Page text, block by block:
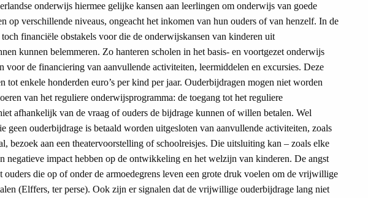
onderwijs hiermee gelijke kansen aan leerlingen om onderwijs van goede
op verschillende niveaus, ongeacht het inkomen van hun ouders of van henzelf. In de
financiële obstakels voor die de onderwijskansen van kinderen uit
kunnen belemmeren. Zo hanteren scholen in het basis- en voortgezet onderwijs
de financiering van aanvullende activiteiten, leermiddelen en excursies. Deze
tot enkele honderden euro’s per kind per jaar. Ouderbijdragen mogen niet worden
van het reguliere onderwijsprogramma: de toegang tot het reguliere
afhankelijk van de vraag of ouders de bijdrage kunnen of willen betalen. Wel
geen ouderbijdrage is betaald worden uitgesloten van aanvullende activiteiten, zoals
bezoek aan een theatervoorstelling of schoolreisjes. Die uitsluiting kan – zoals elke
negatieve impact hebben op de ontwikkeling en het welzijn van kinderen. De angst
ouders die op of onder de armoedegrens leven een grote druk voelen om de vrijwillige
(Elffers, ter perse). Ook zijn er signalen dat de vrijwillige ouderbijdrage lang niet